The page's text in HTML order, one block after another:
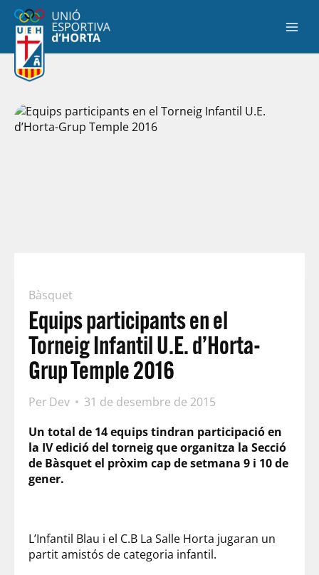
Bàsquet
Equips participants en el
Torneig Infantil U.E. d’Horta-
Grup Temple 2016
Per Dev
31 de desembre de 2015
Un total de 14 equips tindran participació en
la IV edició del torneig que organitza la Secció
de Bàsquet el pròxim cap de setmana 9 i 10 de
gener.
L’Infantil Blau i el C.B La Salle Horta jugaran un
partit amistós de categoria infantil.